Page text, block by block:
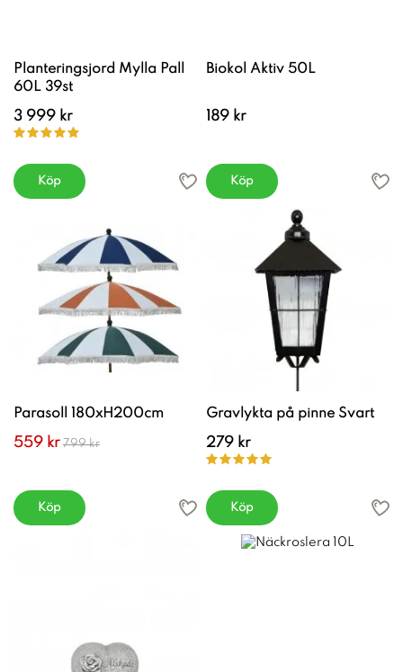
Planteringsjord Mylla Pall
60L 39st
3 999 kr
Köp
Biokol Aktiv 50L
189 kr
Köp
Parasoll 180xH200cm
559 kr 799 kr
Köp
Gravlykta på pinne Svart
279 kr
Köp